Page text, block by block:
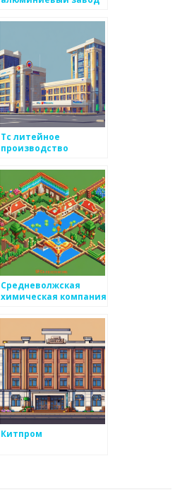
Тс литейное
производство
Средневолжская
химическая компания
Китпром